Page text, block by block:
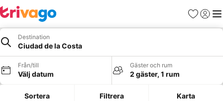
Favoriter
Logga
Destination
Ciudad de la Costa
Från/till
Välj datum
Gäster och rum
2 gäster, 1 rum
Sortera Filtrera Karta